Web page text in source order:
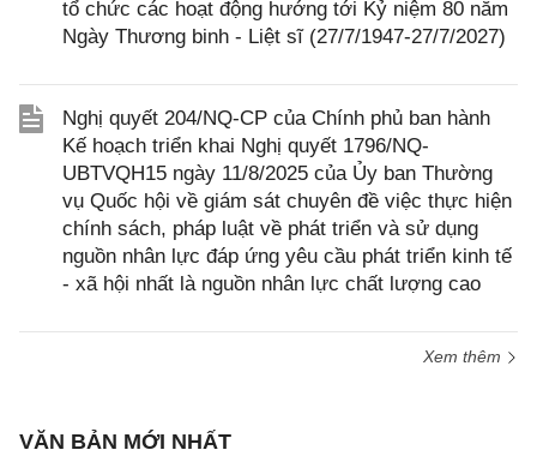
tổ chức các hoạt động hướng tới Kỷ niệm 80 năm
Ngày Thương binh - Liệt sĩ (27/7/1947-27/7/2027)
Nghị quyết 204/NQ-CP của Chính phủ ban hành
Kế hoạch triển khai Nghị quyết 1796/NQ-
UBTVQH15 ngày 11/8/2025 của Ủy ban Thường
vụ Quốc hội về giám sát chuyên đề việc thực hiện
chính sách, pháp luật về phát triển và sử dụng
nguồn nhân lực đáp ứng yêu cầu phát triển kinh tế
- xã hội nhất là nguồn nhân lực chất lượng cao
Xem thêm
VĂN BẢN MỚI NHẤT